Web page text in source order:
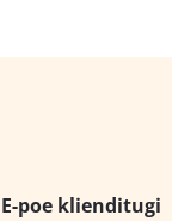
E-poe klienditugi